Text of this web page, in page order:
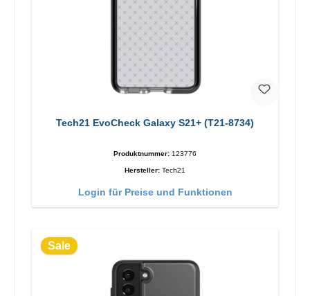
Tech21 EvoCheck Galaxy S21+ (T21-8734)
Produktnummer: 123776
Hersteller: Tech21
Login für Preise und Funktionen
Sale